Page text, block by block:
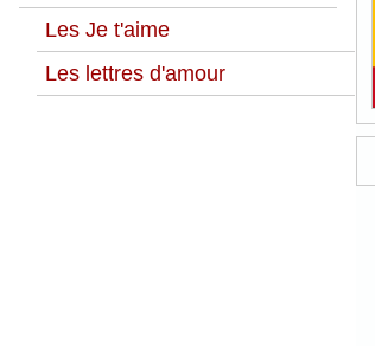
Les Je t'aime
Les lettres d'amour